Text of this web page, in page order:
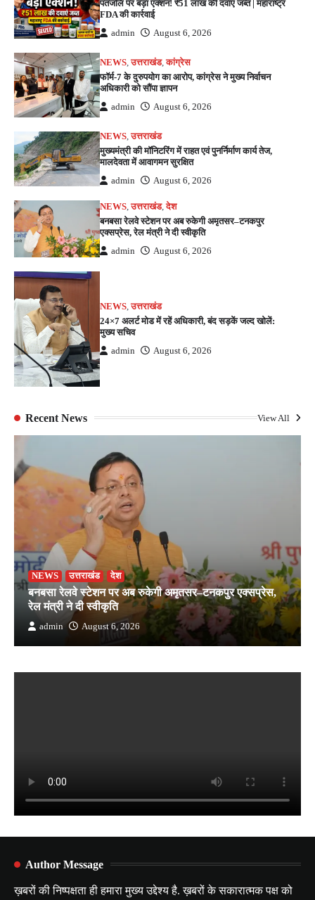
पतंजलि पर बड़ा एक्शन! ₹51 लाख की दवाएं जब्त | महाराष्ट्र
FDA की कार्रवाई
admin August 6, 2026
NEWS,उत्तराखंड,कांग्रेस
फॉर्म-7 के दुरुपयोग का आरोप, कांग्रेस ने मुख्य निर्वाचन
अधिकारी को सौंपा ज्ञापन
admin August 6, 2026
NEWS,उत्तराखंड
मुख्यमंत्री की मॉनिटरिंग में राहत एवं पुनर्निर्माण कार्य तेज,
मालदेवता में आवागमन सुरक्षित
admin August 6, 2026
NEWS ,उत्तराखंड,देश
बनबसा रेलवे स्टेशन पर अब रुकेगी अमृतसर–टनकपुर
एक्सप्रेस, रेल मंत्री ने दी स्वीकृति
admin August 6, 2026
NEWS,उत्तराखंड
24×7 अलर्ट मोड में रहें अधिकारी, बंद सड़कें जल्द खोलें:
मुख्य सचिव
admin August 6, 2026
Recent News View All
NEWS उत्तराखंड देश
बनबसा रेलवे स्टेशन पर अब रुकेगी अमृतसर–टनकपुर एक्सप्रेस,
रेल मंत्री ने दी स्वीकृति
admin August 6, 2026
Author Message
ख़बरों की निष्पक्षता ही हमारा मुख्य उद्देश्य है. ख़बरों के सकारात्मक पक्ष को